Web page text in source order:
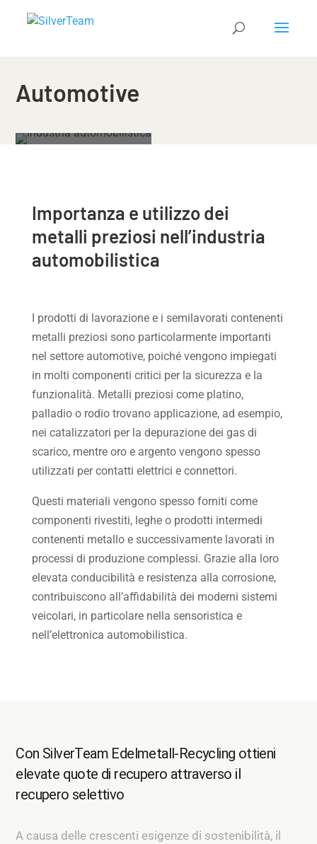
Automotive
Importanza e utilizzo dei
metalli preziosi nell’industria
automobilistica
I prodotti di lavorazione e i semilavorati contenenti
metalli preziosi sono particolarmente importanti
nel settore automotive, poiché vengono impiegati
in molti componenti critici per la sicurezza e la
funzionalità. Metalli preziosi come platino,
palladio o rodio trovano applicazione, ad esempio,
nei catalizzatori per la depurazione dei gas di
scarico, mentre oro e argento vengono spesso
utilizzati per contatti elettrici e connettori.
Questi materiali vengono spesso forniti come
componenti rivestiti, leghe o prodotti intermedi
contenenti metallo e successivamente lavorati in
processi di produzione complessi. Grazie alla loro
elevata conducibilità e resistenza alla corrosione,
contribuiscono all’affidabilità dei moderni sistemi
veicolari, in particolare nella sensoristica e
nell’elettronica automobilistica.
Con SilverTeam Edelmetall-Recycling ottieni
elevate quote di recupero attraverso il
recupero selettivo
A causa delle crescenti esigenze di sostenibilità, il